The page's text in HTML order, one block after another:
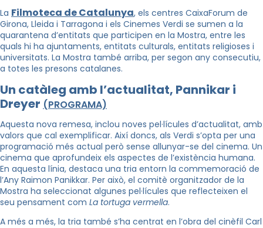
La Filmoteca de Catalunya, els centres CaixaForum de
Girona, Lleida i Tarragona i els Cinemes Verdi se sumen a la
quarantena d’entitats que participen en la Mostra, entre les
quals hi ha ajuntaments, entitats culturals, entitats religioses i
universitats. La Mostra també arriba, per segon any consecutiu,
a totes les presons catalanes.
Un catàleg amb l’actualitat, Pannikar i
Dreyer (PROGRAMA)
Aquesta nova remesa, inclou noves pel·lícules d’actualitat, amb
valors que cal exemplificar. Així doncs, als Verdi s’opta per una
programació més actual però sense allunyar-se del cinema. Un
cinema que aprofundeix els aspectes de l’existència humana.
En aquesta línia, destaca una tria entorn la commemoració de
l’Any Raimon Panikkar. Per això, el comitè organitzador de la
Mostra ha seleccionat algunes pel·lícules que reflecteixen el
seu pensament com La tortuga vermella.
A més a més, la tria també s’ha centrat en l’obra del cinèfil Carl